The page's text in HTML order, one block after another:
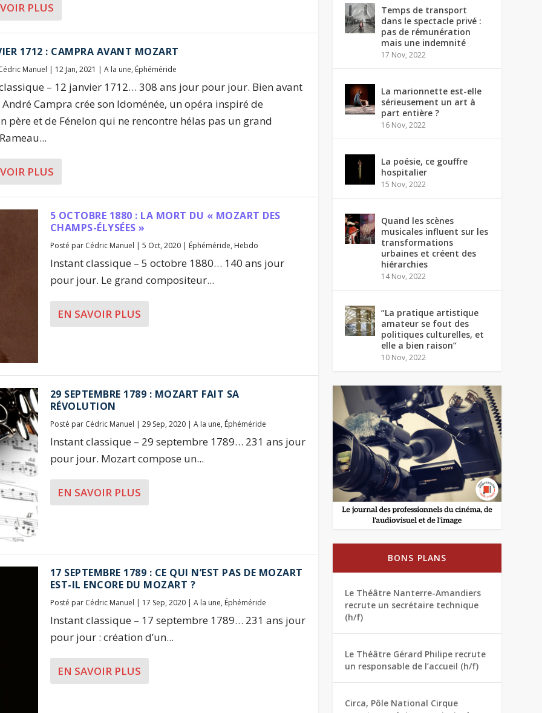
PLUS
1712 : CAMPRA AVANT MOZART
Manuel | 12 Jan, 2021 |A la une, Éphéméride
– 12 janvier 1712… 308 ans jour pour jour. Bien avant
Campra crée son Idoménée, un opéra inspiré de
père et de Fénelon qui ne rencontre hélas pas un grand
PLUS
5 OCTOBRE 1880 : LA MORT DU « MOZART DES
CHAMPS-ÉLYSÉES »
Posté par Cédric Manuel | 5 Oct, 2020| Éphéméride, Hebdo
Instant classique – 5 octobre 1880… 140 ans jour
pour jour. Le grand compositeur...
EN SAVOIR PLUS
29 SEPTEMBRE 1789 : MOZART FAIT SA
RÉVOLUTION
Posté par Cédric Manuel | 29 Sep, 2020| A la une, Éphéméride
Instant classique – 29 septembre 1789… 231 ans jour
pour jour. Mozart compose un...
EN SAVOIR PLUS
17 SEPTEMBRE 1789 : CE QUI N’EST PAS DE MOZART
EST-IL ENCORE DU MOZART ?
Posté par Cédric Manuel | 17 Sep, 2020| A la une, Éphéméride
Instant classique – 17 septembre 1789… 231 ans jour
pour jour : création d’un...
EN SAVOIR PLUS
Temps de transport
dans le spectacle privé :
pas de rémunération
mais une indemnité
17 Nov, 2022
La marionnette est-elle
sérieusement un art à
part entière ?
16 Nov, 2022
La poésie, ce gouffre
hospitalier
15 Nov, 2022
Quand les scènes
musicales influent sur les
transformations
urbaines et créent des
hiérarchies
14 Nov, 2022
“La pratique artistique
amateur se fout des
politiques culturelles, et
elle a bien raison”
10 Nov, 2022
BONS PLANS
Le Théâtre Nanterre-Amandiers
recrute un secrétaire technique
(h/f)
Le Théâtre Gérard Philipe recrute
un responsable de l’accueil (h/f)
Circa, Pôle National Cirque